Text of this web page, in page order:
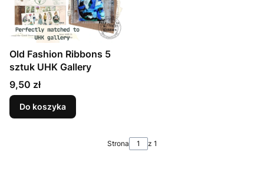
Old Fashion Ribbons 5
sztuk UHK Gallery
Cena
9,50 zł
Do koszyka
Strona z 1